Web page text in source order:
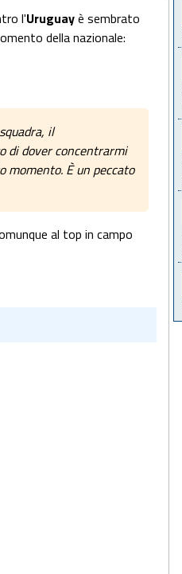
l'Uruguayè sembrato
della nazionale:
il
di dover concentrarmi
momento. È un peccato
al top in campo